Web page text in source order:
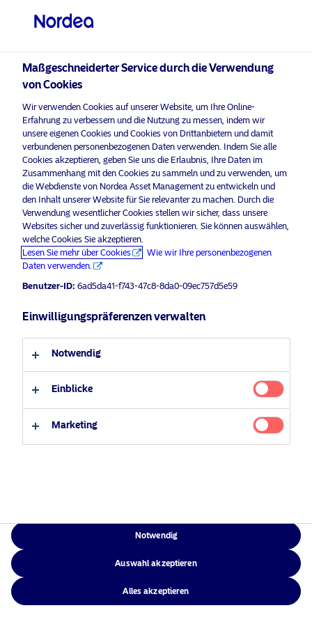
Bitte wählen Sie Ihr Anlegerprofil
aus
Land
Luxemburg
Sprache
Deutsch
Professioneller Anleger
Nordea Asset Management ist einer der größten Asset
Manager in den nordischen Ländern und verfügt über
eine globale Präsenz in Europa, Amerika und Asien.
Risikohinweise
Home
Über uns
Verantwortungsbewusste
Investments
News
Kontakt
Datenschutzerklärung
Zugänglichkeit
©2026 – Nordea Asset Management – alle Rechte vorbehalten
Maßgeschneiderter Service durch die Verwendung
von Cookies
Wir verwenden Cookies auf unserer Website, um Ihre Online-
Erfahrung zu verbessern und die Nutzung zu messen, indem wir
unsere eigenen Cookies und Cookies von Drittanbietern und damit
verbundenen personenbezogenen Daten verwenden. Indem Sie alle
Cookies akzeptieren, geben Sie uns die Erlaubnis, Ihre Daten im
Zusammenhang mit den Cookies zu sammeln und zu verwenden, um
die Webdienste von Nordea Asset Management zu entwickeln und
den Inhalt unserer Website für Sie relevanter zu machen. Durch die
Verwendung wesentlicher Cookies stellen wir sicher, dass unsere
Websites sicher und zuverlässig funktionieren. Sie können auswählen,
welche Cookies Sie akzeptieren.
Lesen Sie mehr über Cookies
Wie wir Ihre personenbezogenen
Daten verwenden.
Benutzer-ID: 6ad5da41-f743-47c8-8da0-09ec757d5e59
Einwilligungspräferenzen verwalten
Notwendig
Einblicke
Marketing
Notwendig
Auswahl akzeptieren
Alles akzeptieren